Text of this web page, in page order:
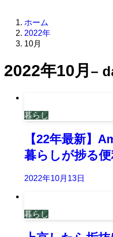
ホーム
2022年
10月
2022年10月 –
暮らし
【22年最新】
暮らしが捗る
2022年10月13日
暮らし